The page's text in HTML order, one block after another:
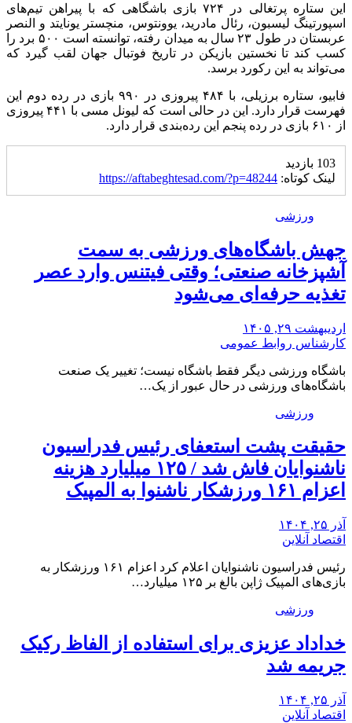
این ستاره پرتغالی در ۷۲۴ بازی باشگاهی که با پیراهن تیم‌های
اسپورتینگ لیسبون، رئال مادرید، یوونتوس، منچستر یونایتد و النصر
عربستان در طول ۲۳ سال به میدان رفته، توانسته است ۵۰۰ برد را
کسب کند تا نخستین بازیکن در تاریخ فوتبال جهان لقب گیرد که
می‌تواند به این رکورد برسد.
فابیو، ستاره برزیلی، با ۴۸۴ پیروزی در ۹۹۰ بازی در رده دوم این
فهرست قرار دارد. این در حالی است که لیونل مسی با ۴۴۱ پیروزی
از ۶۱۰ بازی در رده پنجم این رده‌بندی قرار دارد.
103 بازدید
لینک کوتاه: https://aftabeghtesad.com/?p=48244
ورزشی
جهش باشگاه‌های ورزشی به سمت
آشپزخانه صنعتی؛ وقتی فیتنس وارد عصر
تغذیه حرفه‌ای می‌شود
اردیبهشت ۲۹, ۱۴۰۵
کارشناس روابط عمومی
باشگاه ورزشی دیگر فقط باشگاه نیست؛ تغییر یک صنعت
باشگاه‌های ورزشی در حال عبور از یک…
ورزشی
حقیقت پشت استعفای رئیس فدراسیون
ناشنوایان فاش شد / ۱۲۵ میلیارد هزینه
اعزام ۱۶۱ ورزشکار ناشنوا به المپیک
آذر ۲۵, ۱۴۰۴
اقتصاد آنلاین
رئیس فدراسیون ناشنوایان اعلام کرد اعزام ۱۶۱ ورزشکار به
بازی‌های المپیک ژاپن بالغ بر ۱۲۵ میلیارد…
ورزشی
خداداد عزیزی برای استفاده از الفاظ رکیک
جریمه شد
آذر ۲۵, ۱۴۰۴
اقتصاد آنلاین